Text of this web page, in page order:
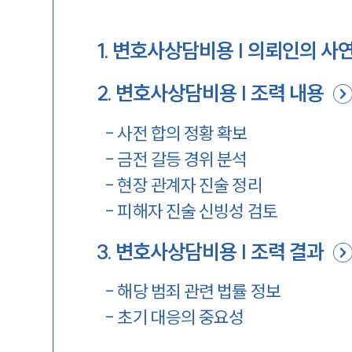
1. 변호사상담비용 | 의뢰인의 사
2. 변호사상담비용 | 조력 내용
-사전 합의 정황 확보
- 금전 갈등 경위 분석
-현장 관계자 진술 정리
-피해자 진술 신빙성 검토
3. 변호사상담비용 | 조력 결과
- 해당 범죄 관련 법률 정보
- 초기 대응의 중요성